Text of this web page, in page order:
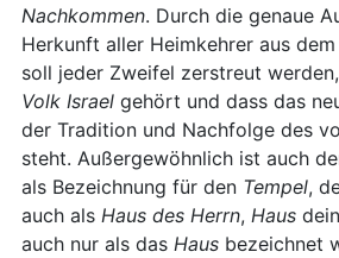
Nachkommen. Durch die genaue
Herkunft aller Heimkehrer aus
soll jeder Zweifel zerstreut
Volk Israel gehört und dass das
der Tradition und Nachfolge des
steht. Außergewöhnlich ist auch
als Bezeichnung für den Tempel,
auch als Haus des Herrn, Haus
auch nur als das Haus bezeichnet